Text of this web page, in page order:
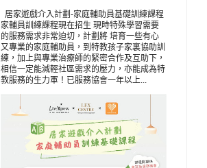
居家遊戲介入計劃-家庭輔助員基礎訓練課程
家輔員訓練課程現在招生 現時特殊學習需要
的服務需求非常迫切，計劃將 培育一些有心
又專業的家庭輔助員，到特教孩子家裏協助訓
練，加上與專業治療師的緊密合作及互助下，
相信一定能減輕社區需求的壓力，亦能成為特
教服務的生力軍！已服務協會一年以上...